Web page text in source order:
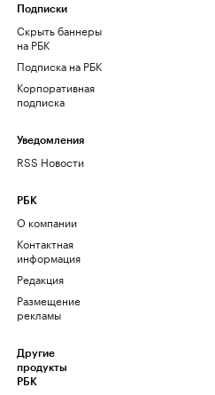
Подписки
Скрыть баннеры
на РБК
Подписка на РБК
Корпоративная
подписка
Уведомления
RSS Новости
РБК
О компании
Контактная
информация
Редакция
Размещение
рекламы
Другие
продукты
РБК